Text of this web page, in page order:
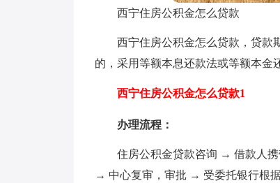
西宁住房公积金怎么贷款
西宁住房公积金怎么贷款，贷款
的，采用等额本息还款法或等额本金
西宁住房公积金怎么贷款1
办理流程：
住房公积金贷款咨询 → 借款人
→ 中心复审，审批 → 受委托银行根